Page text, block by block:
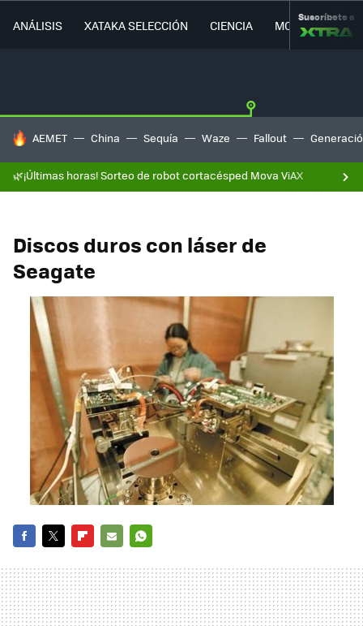
ANÁLISIS XATAKA SELECCIÓN CIENCIA MOVILIDAD
Suscríbete a
HOY SE HABLA DE
AEMET China Sequía Waze Fallout
🌿¡Últimas horas! Sorteo de robot cortacésped Mova ViAX
Discos duros con láser de
Seagate
MAIL